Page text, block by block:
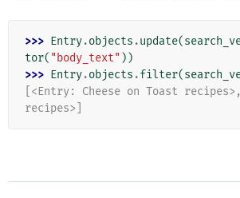
>>> Entry.objects .update(
tor( "body_text" ))
>>> Entry.objects .filter(
[<Entry: Cheese on Toast
recipes>]